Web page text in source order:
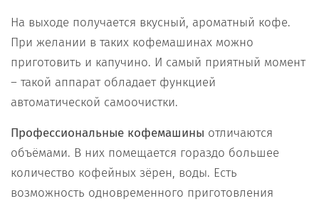
На выходе получается вкусный, ароматный кофе.
При желании в таких кофемашинах можно
приготовить и капучино. И самый приятный момент
– такой аппарат обладает функцией
автоматической самоочистки.
Профессиональные кофемашины отличаются
объёмами. В них помещается гораздо большее
количество кофейных зёрен, воды. Есть
возможность одновременного приготовления